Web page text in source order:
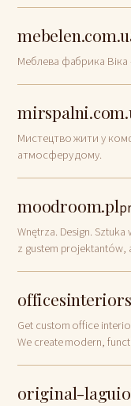
Меблева фабрика Віка
Мистецтво жити у
атмосферу дому.
moodroom.pl
Wnętrza. Design.
z gustem
Get custom office
We create modern,
original-